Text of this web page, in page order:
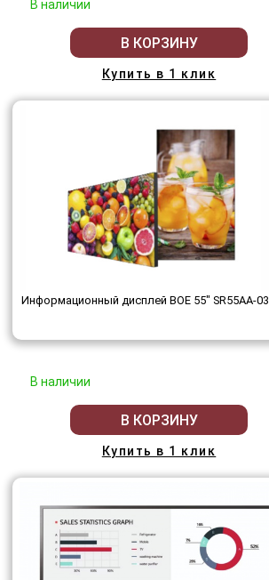
В наличии
В КОРЗИНУ
Купить в 1 клик
Информационный дисплей BOE 55" SR55AA-03
В наличии
В КОРЗИНУ
Купить в 1 клик